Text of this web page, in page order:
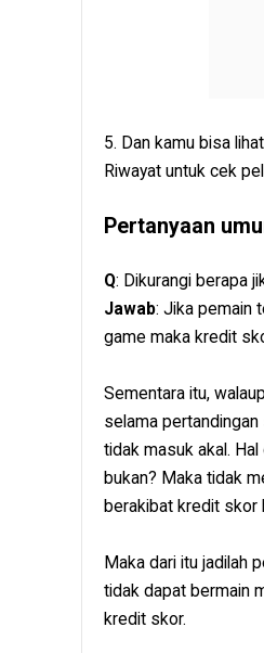
5. Dan kamu bisa
Riwayat untuk cek
Pertanyaan
Q: Dikurangi berapa
Jawab: Jika pemain
game maka kredit
Sementara itu,
selama
tidak masuk akal.
bukan? Maka tidak
berakibat kredit skor
Maka dari itu jadilah
tidak dapat bermain
kredit skor.